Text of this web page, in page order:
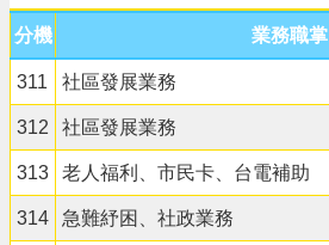
分機 業務職掌
311 社區發展業務
312 社區發展業務
313 老人福利、市民卡、台電補助
314 急難紓困、社政業務